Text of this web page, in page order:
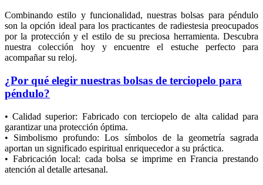
Combinando estilo y funcionalidad, nuestras bolsas para péndulo
son la opción ideal para los practicantes de radiestesia preocupados
por la protección y el estilo de su preciosa herramienta. Descubra
nuestra colección hoy y encuentre el estuche perfecto para
acompañar su reloj.
¿Por qué elegir nuestras bolsas de terciopelo para
péndulo?
• Calidad superior: Fabricado con terciopelo de alta calidad para
garantizar una protección óptima.
• Simbolismo profundo: Los símbolos de la geometría sagrada
aportan un significado espiritual enriquecedor a su práctica.
• Fabricación local: cada bolsa se imprime en Francia prestando
atención al detalle artesanal.